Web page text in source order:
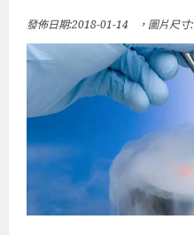
發佈日期:2018-01-14 ，圖片尺寸: